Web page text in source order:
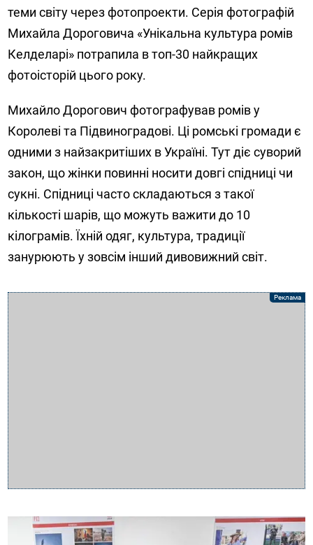
теми світу через фотопроекти. Серія фотографій
Михайла Дороговича «Унікальна культура ромів
Келделарі» потрапила в топ-30 найкращих
фотоісторій цього року.
Михайло Дорогович фотографував ромів у
Королеві та Підвиноградові. Ці ромські громади є
одними з найзакритіших в Україні. Тут діє суворий
закон, що жінки повинні носити довгі спідниці чи
сукні. Спідниці часто складаються з такої
кількості шарів, що можуть важити до 10
кілограмів. Їхній одяг, культура, традиції
занурюють у зовсім інший дивовижний світ.